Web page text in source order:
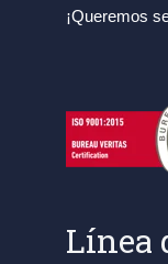
¡Queremos
Línea